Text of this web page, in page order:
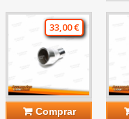
33,00 €
Comprar